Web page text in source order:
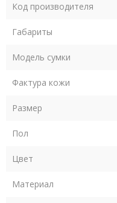
Код производителя
Габариты
Модель сумки
Фактура кожи
Размер
Пол
Цвет
Материал